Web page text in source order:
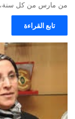
من مارس من كل سنة،
تابع القراءة